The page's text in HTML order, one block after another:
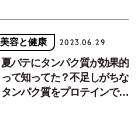
美容と健康 2023.06.29
夏バテにタンパク質が効果的
って知ってた？不足しがちな
タンパク質をプロテインで手